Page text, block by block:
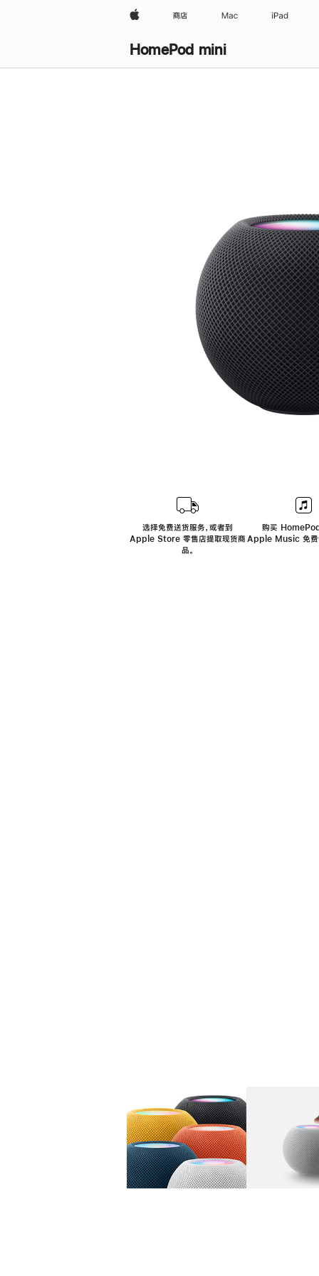
Apple 商店 Mac iPad
HomePod mini
选择免费送货服务，或者到
Apple Store 零售店提取现货商
品。
购买
Apple Music 免费
图库 图像 1